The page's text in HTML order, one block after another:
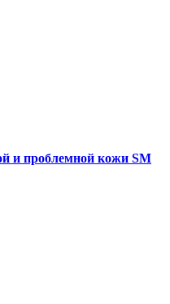
и проблемной кожи SM